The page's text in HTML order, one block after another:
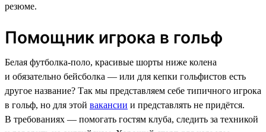
резюме.
Помощник игрока в гольф
Белая футболка-поло, красивые шорты ниже колена
и обязательно бейсболка — или для кепки гольфистов есть
другое название? Так мы представляем себе типичного игрока
в гольф, но для этой вакансии и представлять не придётся.
В требованиях — помогать гостям клуба, следить за техникой